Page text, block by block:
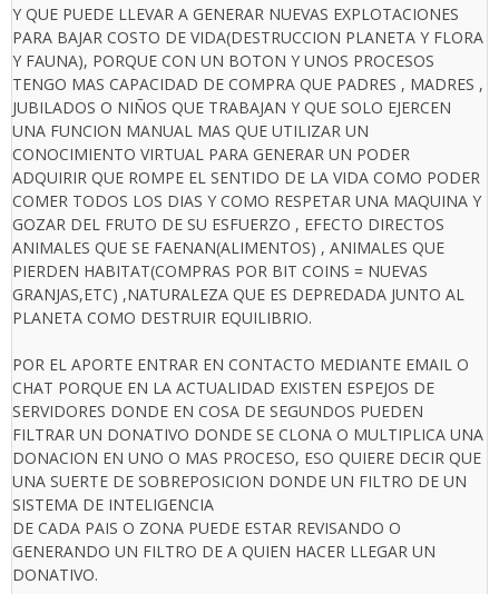
Y QUE PUEDE LLEVAR A GENERAR NUEVAS EXPLOTACIONES
PARA BAJAR COSTO DE VIDA(DESTRUCCION PLANETA Y FLORA
Y FAUNA), PORQUE CON UN BOTON Y UNOS PROCESOS
TENGO MAS CAPACIDAD DE COMPRA QUE PADRES , MADRES ,
JUBILADOS O NIÑOS QUE TRABAJAN Y QUE SOLO EJERCEN
UNA FUNCION MANUAL MAS QUE UTILIZAR UN
CONOCIMIENTO VIRTUAL PARA GENERAR UN PODER
ADQUIRIR QUE ROMPE EL SENTIDO DE LA VIDA COMO PODER
COMER TODOS LOS DIAS Y COMO RESPETAR UNA MAQUINA Y
GOZAR DEL FRUTO DE SU ESFUERZO , EFECTO DIRECTOS
ANIMALES QUE SE FAENAN(ALIMENTOS) , ANIMALES QUE
PIERDEN HABITAT(COMPRAS POR BIT COINS = NUEVAS
GRANJAS,ETC) ,NATURALEZA QUE ES DEPREDADA JUNTO AL
PLANETA COMO DESTRUIR EQUILIBRIO.
POR EL APORTE ENTRAR EN CONTACTO MEDIANTE EMAIL O
CHAT PORQUE EN LA ACTUALIDAD EXISTEN ESPEJOS DE
SERVIDORES DONDE EN COSA DE SEGUNDOS PUEDEN
FILTRAR UN DONATIVO DONDE SE CLONA O MULTIPLICA UNA
DONACION EN UNO O MAS PROCESO, ESO QUIERE DECIR QUE
UNA SUERTE DE SOBREPOSICION DONDE UN FILTRO DE UN
SISTEMA DE INTELIGENCIA
DE CADA PAIS O ZONA PUEDE ESTAR REVISANDO O
GENERANDO UN FILTRO DE A QUIEN HACER LLEGAR UN
DONATIVO.